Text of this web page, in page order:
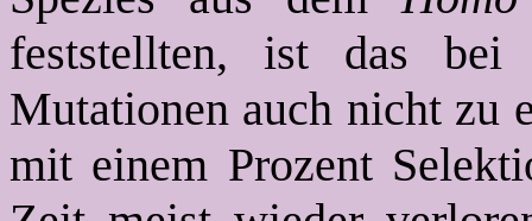
feststellten, ist das bei
Mutationen auch nicht zu
mit einem Prozent